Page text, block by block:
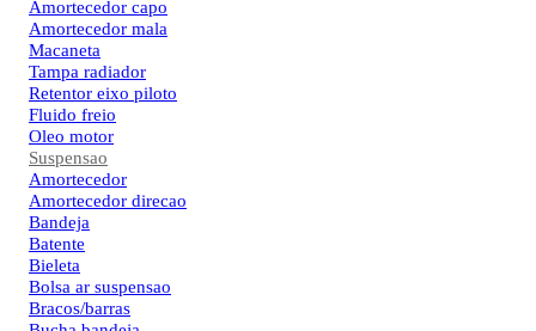
Amortecedor capo
Amortecedor mala
Macaneta
Tampa radiador
Retentor eixo piloto
Fluido freio
Oleo motor
Suspensao
Amortecedor
Amortecedor direcao
Bandeja
Batente
Bieleta
Bolsa ar suspensao
Bracos/barras